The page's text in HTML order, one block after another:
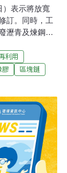
）表示將放寬
訂。同時，工
瀝青及煉鋼轉
營建署修訂辦
台灣循環
、農委會、內
成果。內政部
建廢棄物再利
圍。常用來作
裁切掉的廢邊
建物拆除揀出
驗標準就可以
利用管道也更
利用
膠
區塊鏈